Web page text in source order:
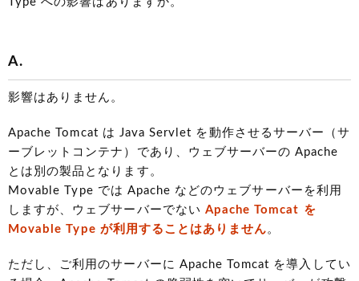
A.
影響はありません。
Apache Tomcat は Java Servlet を動作させるサーバー（サ
ーブレットコンテナ）であり、ウェブサーバーの Apache
とは別の製品となります。
Movable Type では Apache などのウェブサーバーを利用
しますが、ウェブサーバーでない Apache Tomcat を
Movable Type が利用することはありません。
ただし、ご利用のサーバーに Apache Tomcat を導入してい